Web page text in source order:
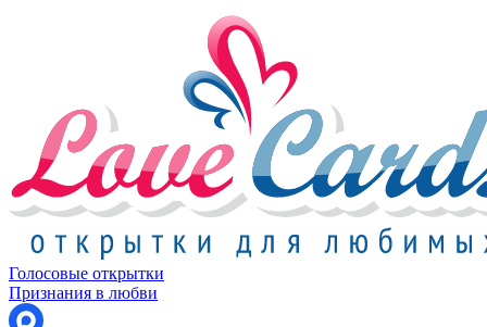
Голосовые открытки
Признания в любви